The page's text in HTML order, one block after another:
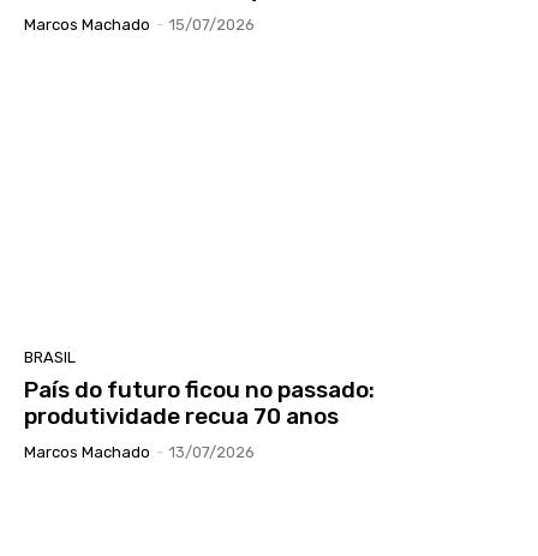
Marcos Machado - 15/07/2026
BRASIL
País do futuro ficou no passado:
produtividade recua 70 anos
Marcos Machado - 13/07/2026